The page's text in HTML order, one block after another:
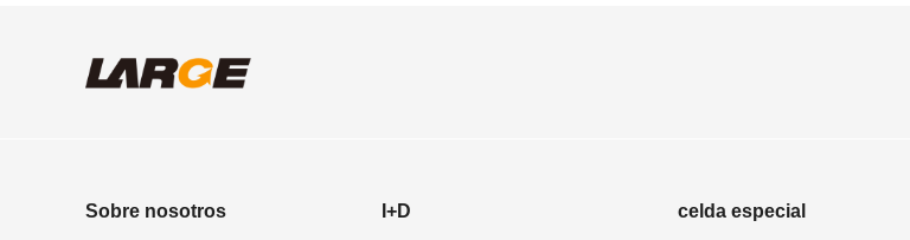
Sobre nosotros I+D celda especial